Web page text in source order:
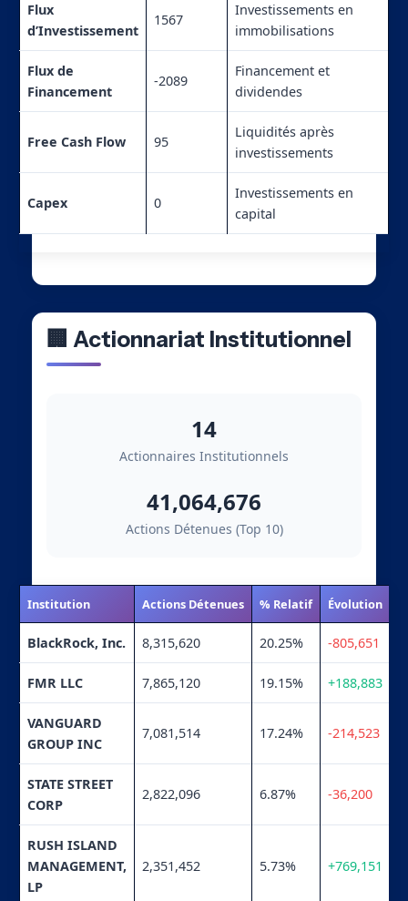
Flux
d’Investissement
1567
Investissements en
immobilisations
Flux de
Financement
-2089
Financement et
dividendes
Free Cash Flow 95
Liquidités après
investissements
Capex 0
Investissements en
capital
🏢 Actionnariat Institutionnel
14
Actionnaires Institutionnels
41,064,676
Actions Détenues (Top 10)
Institution Actions Détenues % Relatif Évolution
BlackRock, Inc. 8,315,620 20.25% -805,651
FMR LLC 7,865,120 19.15% +188,883
VANGUARD
GROUP INC
7,081,514 17.24% -214,523
STATE STREET
CORP
2,822,096 6.87% -36,200
RUSH ISLAND
MANAGEMENT,
LP
2,351,452 5.73% +769,151